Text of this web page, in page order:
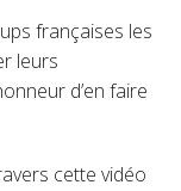
françaises les
leurs
d’en faire
cette vidéo